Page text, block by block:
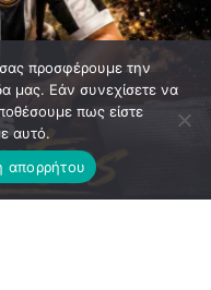
προσφέρουμε την
μας. Εάν συνεχίσετε να
πως είστε
αυτό.
απορρήτου